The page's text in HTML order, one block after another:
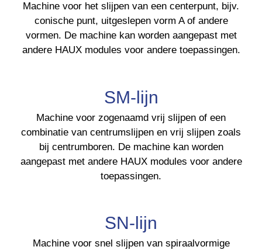
Machine voor het slijpen van een centerpunt, bijv.
conische punt, uitgeslepen vorm A of andere
vormen. De machine kan worden aangepast met
andere HAUX modules voor andere toepassingen.
SM-lijn
Machine voor zogenaamd vrij slijpen of een
combinatie van centrumslijpen en vrij slijpen zoals
bij centrumboren. De machine kan worden
aangepast met andere HAUX modules voor andere
toepassingen.
SN-lijn
Machine voor snel slijpen van spiraalvormige